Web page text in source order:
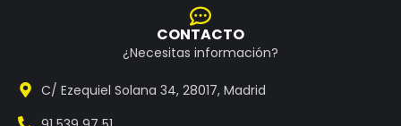
CONTACTO
¿Necesitas información?
C/ Ezequiel Solana 34, 28017, Madrid